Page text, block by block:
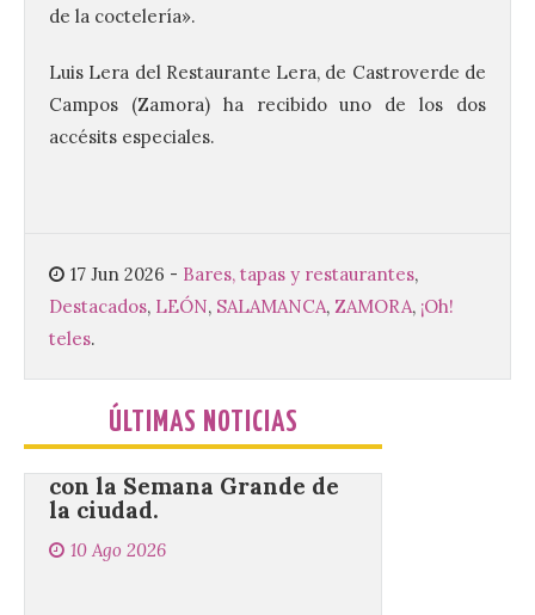
de la coctelería».
Luis Lera del Restaurante Lera, de Castroverde de
Campos (Zamora) ha recibido uno de los dos
accésits especiales.
17 Jun 2026 - Bares, tapas y restaurantes,
Destacados, LEÓN, SALAMANCA, ZAMORA, ¡Oh!
teles.
ÚLTIMAS NOTICIAS
desarrollan hasta el 4 de
capacidad para 120 niños cada uno. Un
total de 120 menores han recibido su
diploma acreditativo tras finalizar esta
semana de actividades en […]
Gastro, una cita
gastronómica que se
desarrolla coincidiendo
con la Semana Grande de
la ciudad.
10 Ago 2026
Más de 80 propuestas
Paseo de Begoña y los